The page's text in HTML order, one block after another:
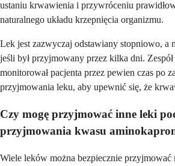
ustaniu krwawienia i przywróceniu
naturalnego układu krzepnięcia organizmu.
Lek jest zazwyczaj odstawiany stopniowo, a
jeśli był przyjmowany przez kilka dni.
monitorował pacjenta przez pewien czas po
przyjmowania leku, aby upewnić się, że
Czy mogę przyjmować inne leki
przyjmowania kwasu
Wiele leków można bezpiecznie przyjmować